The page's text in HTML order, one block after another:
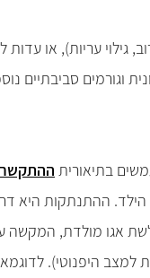
גילוי עריות), או עדות
וגורמים סביבתיים
בתיאורית
ההתנתקות היא
אגו מולדת, המקשה על
למצב היפנוטי).